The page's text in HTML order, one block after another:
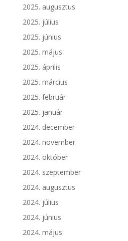
2025. augusztus
2025. július
2025. június
2025. május
2025. április
2025. március
2025. február
2025. január
2024. december
2024. november
2024. október
2024. szeptember
2024. augusztus
2024. július
2024. június
2024. május